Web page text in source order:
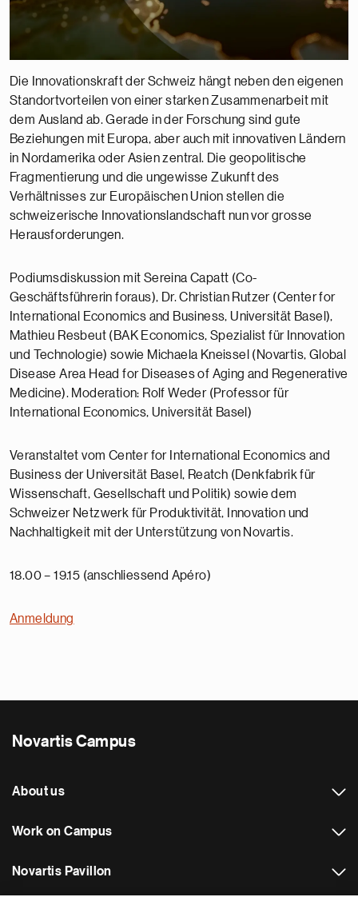
Die Innovationskraft der Schweiz hängt neben den eigenen
Standortvorteilen von einer starken Zusammenarbeit mit
dem Ausland ab. Gerade in der Forschung sind gute
Beziehungen mit Europa, aber auch mit innovativen Ländern
in Nordamerika oder Asien zentral. Die geopolitische
Fragmentierung und die ungewisse Zukunft des
Verhältnisses zur Europäischen Union stellen die
schweizerische Innovationslandschaft nun vor grosse
Herausforderungen.
Podiumsdiskussion mit Sereina Capatt (Co-
Geschäftsführerin foraus),
Dr. Christian Rutzer (Center for
International Economics and Business, Universität Basel),
Mathieu Resbeut (BAK Economics, Spezialist für Innovation
und Technologie) sowie Michaela Kneissel (Novartis, Global
Disease Area Head for Diseases of Aging and Regenerative
Medicine). Moderation: Rolf Weder (Professor für
International Economics, Universität Basel)
Veranstaltet vom Center for International Economics and
Business der Universität Basel, Reatch (Denkfabrik für
Wissenschaft, Gesellschaft und Politik) sowie dem
Schweizer Netzwerk für Produktivität, Innovation und
Nachhaltigkeit mit der Unterstützung von Novartis.
18.00 – 19.15 (anschliessend Apéro)
Anmeldung
Novartis Campus
About us
Work on Campus
Novartis Pavillon